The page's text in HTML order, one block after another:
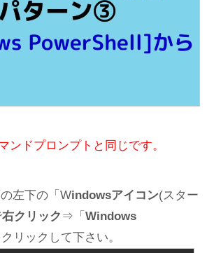
ンドプロンプトと同じです。
左下の「Windowsアイコン(スター
右クリック ⇒「 Windows
クリックして下さい。